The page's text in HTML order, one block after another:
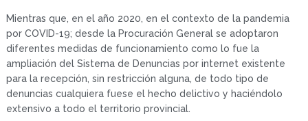
Mientras que, en el año 2020, en el contexto de la pandemia
por COVID-19; desde la Procuración General se adoptaron
diferentes medidas de funcionamiento como lo fue la
ampliación del Sistema de Denuncias por internet existente
para la recepción, sin restricción alguna, de todo tipo de
denuncias cualquiera fuese el hecho delictivo y haciéndolo
extensivo a todo el territorio provincial.